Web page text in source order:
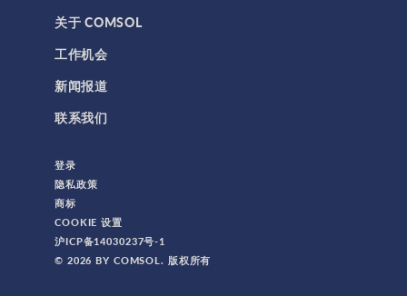
关于 COMSOL
工作机会
新闻报道
联系我们
登录
隐私政策
商标
COOKIE 设置
沪ICP备14030237号-1
© 2026 BY COMSOL. 版权所有